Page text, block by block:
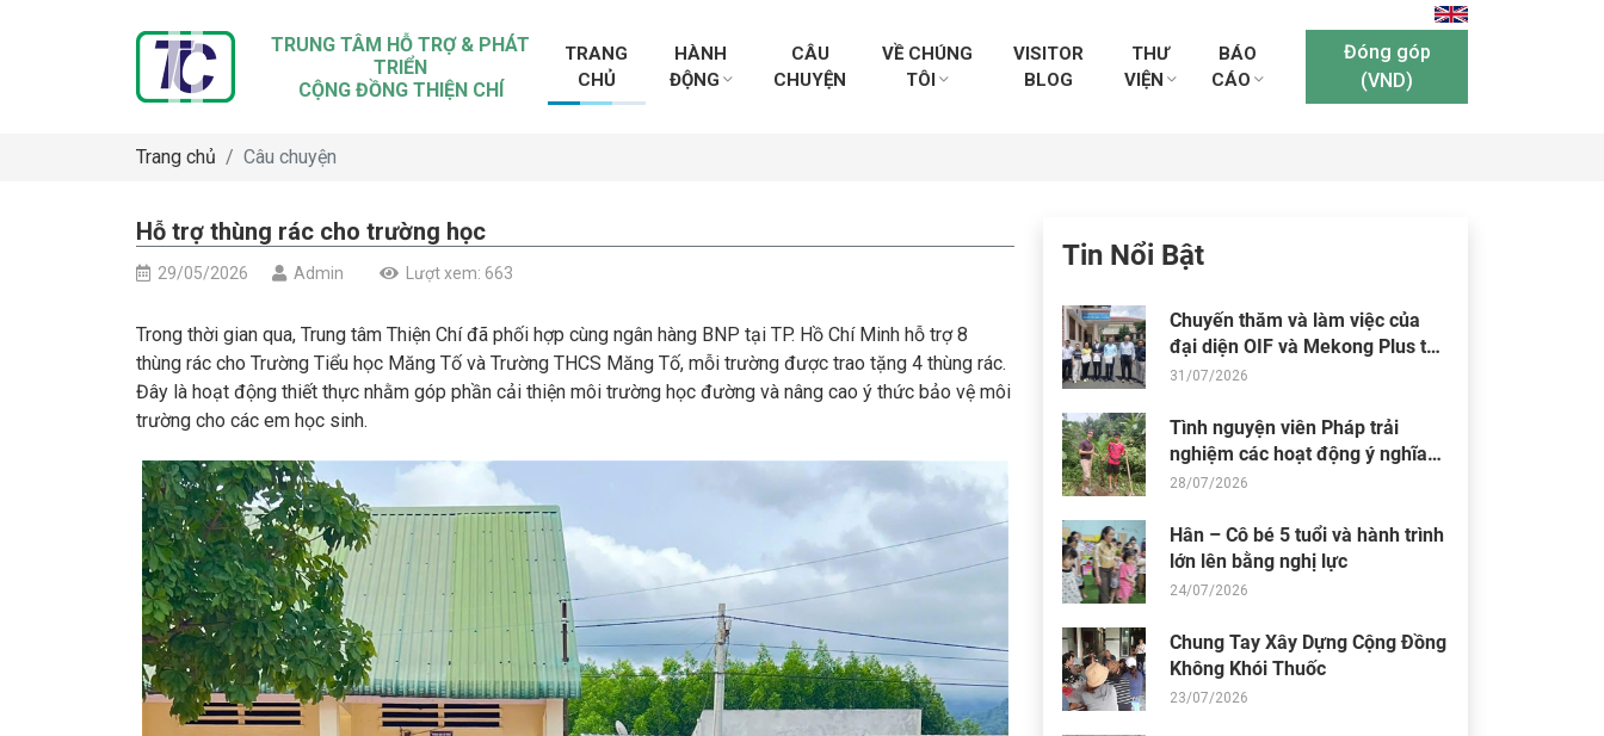
TRUNG TÂM HỖ TRỢ & PHÁT
TRIỂN
CỘNG ĐỒNG THIỆN CHÍ
TRANG
CHỦ
HÀNH
ĐỘNG
CÂU
CHUYỆN
VỀ CHÚNG
TÔI
VISITOR
BLOG
THƯ
VIỆN
BÁO
CÁO
Đóng góp
(VND)
Trang chủ Câu chuyện
Hỗ trợ thùng rác cho trường học
29/05/2026 Admin Lượt xem: 663
Trong thời gian qua, Trung tâm Thiện Chí đã phối hợp cùng ngân hàng BNP tại TP. Hồ Chí Minh hỗ trợ 8
thùng rác cho Trường Tiểu học Măng Tố và Trường THCS Măng Tố, mỗi trường được trao tặng 4 thùng rác.
Đây là hoạt động thiết thực nhằm góp phần cải thiện môi trường học đường và nâng cao ý thức bảo vệ môi
trường cho các em học sinh.
Tin Nổi Bật
Chuyến thăm và làm việc của
đại diện OIF và Mekong Plus tại
cộng đồng dự án
31/07/2026
Tình nguyện viên Pháp trải
nghiệm các hoạt động ý nghĩa
tại Trung tâm Thiện Chí
28/07/2026
Hân – Cô bé 5 tuổi và hành trình
lớn lên bằng nghị lực
24/07/2026
Chung Tay Xây Dựng Cộng Đồng
Không Khói Thuốc
23/07/2026